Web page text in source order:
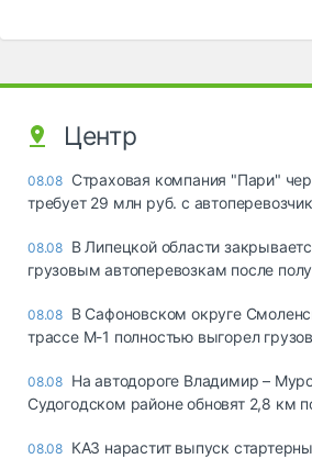
Центр
08.08 Страховая компания "Пари"
требует 29 млн руб. с
08.08 В Липецкой области
грузовым автоперевозкам после
08.08 В Сафоновском округе
трассе М-1 полностью выгорел
08.08 На автодороге Владимир –
Судогодском районе обновят 2,8 км
08.08 КАЗ нарастит выпуск